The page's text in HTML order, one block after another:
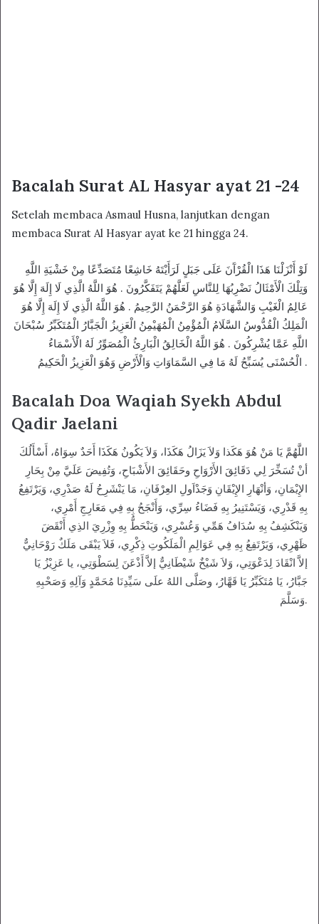
Bacalah Surat AL Hasyar ayat 21 -24
Setelah membaca Asmaul Husna, lanjutkan dengan
membaca Surat Al Hasyar ayat ke 21 hingga 24.
لَوْ أَنْزَلْنَا هَذَا الْقُرْآَنَ عَلَى جَبَلٍ لَرَأَيْتَهُ خَاشِعًا مُتَصَدِّعًا مِنْ خَشْيَةِ اللَّهِ
وَتِلْكَ الْأَمْثَالُ نَضْرِبُهَا لِلنَّاسِ لَعَلَّهُمْ يَتَفَكَّرُونَ . هُوَ اللَّهُ الَّذِي لَا إِلَهَ إِلَّا هُوَ
عَالِمُ الْغَيْبِ وَالشَّهَادَةِ هُوَ الرَّحْمَنُ الرَّحِيمُ . هُوَ اللَّهُ الَّذِي لَا إِلَهَ إِلَّا هُوَ
الْمَلِكُ الْقُدُّوسُ السَّلَامُ الْمُؤْمِنُ الْمُهَيْمِنُ الْعَزِيزُ الْجَبَّارُ الْمُتَكَبِّرُ سُبْحَانَ
اللَّهِ عَمَّا يُشْرِكُونَ . هُوَ اللَّهُ الْخَالِقُ الْبَارِئُ الْمُصَوِّرُ لَهُ الْأَسْمَاءُ
الْحُسْنَى يُسَبِّحُ لَهُ مَا فِي السَّمَاوَاتِ وَالْأَرْضِ وَهُوَ الْعَزِيزُ الْحَكِيمُ .
Bacalah Doa Waqiah Syekh Abdul
Qadir Jaelani
اللَّهُمَّ يَا مَنْ هُوَ هَكَذا وَلاَ يَزَالُ هَكَذَا، وَلاَ يَكُونُ هَكَذَا أَحَدٌ سِوَاهُ، أَسْأَلُكَ
أنْ تُسَخِّرَ لِي دَقَائِقَ الأَرْوَاحِ وحَقَائِقَ الأَشْبَاحِ، وَتُفِيضَ عَلَيَّ مِنْ بِحَارِ
الإِيْمَانِ، وَأنْهَارِ الإِيْقَانِ وَجَدْاَولِ العِرْفَانِ، مَا يَنْشَرِحُ لَهُ صَدْرِي، وَيَرْتَفِعُ
بِهِ قَدْرِي، وَيَسْتَنِيرُ بِهِ فَضَاءُ سِرِّي، وَأَنْجَحُ بِهِ فِي مَعَارِجِ أَمْرِي،
وَيَنْكَشِفُ بِهِ سُدَافُ هَمِّي وَعُسْرِي، وَيَنْحَطُّ بِهِ وِزْرِيَ الذِي أَنْقَضَ
ظَهْرِي، وَيَرْتَفِعُ بِهِ فِي عَوَالِمِ الْمَلَكُوتِ ذِكْرِي، فَلاَ يَبْقَى مَلَكٌ رَوْحَانِيٌّ
إلاَّ انْقَادَ لِدَعْوَتِي، وَلاَ شَيْخٌ شَيْطَانِيٌّ إلاَّ أَذْعَنَ لِسَطْوَتِي، يا عَزِيْزُ يَا
جَبَّارُ، يَا مُتَكَبِّرُ يَا قَهَّارُ، وصَلَّى اللهُ علَى سَيِّدِنَا مُحَمَّدٍ وَآلِهِ وَصَحْبِهِ
وَسَلَّمَ.